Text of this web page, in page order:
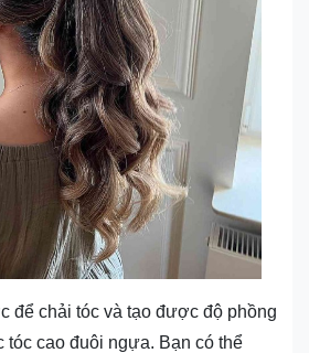
để chải tóc và tạo được độ phồng
tóc cao đuôi ngựa. Bạn có thể